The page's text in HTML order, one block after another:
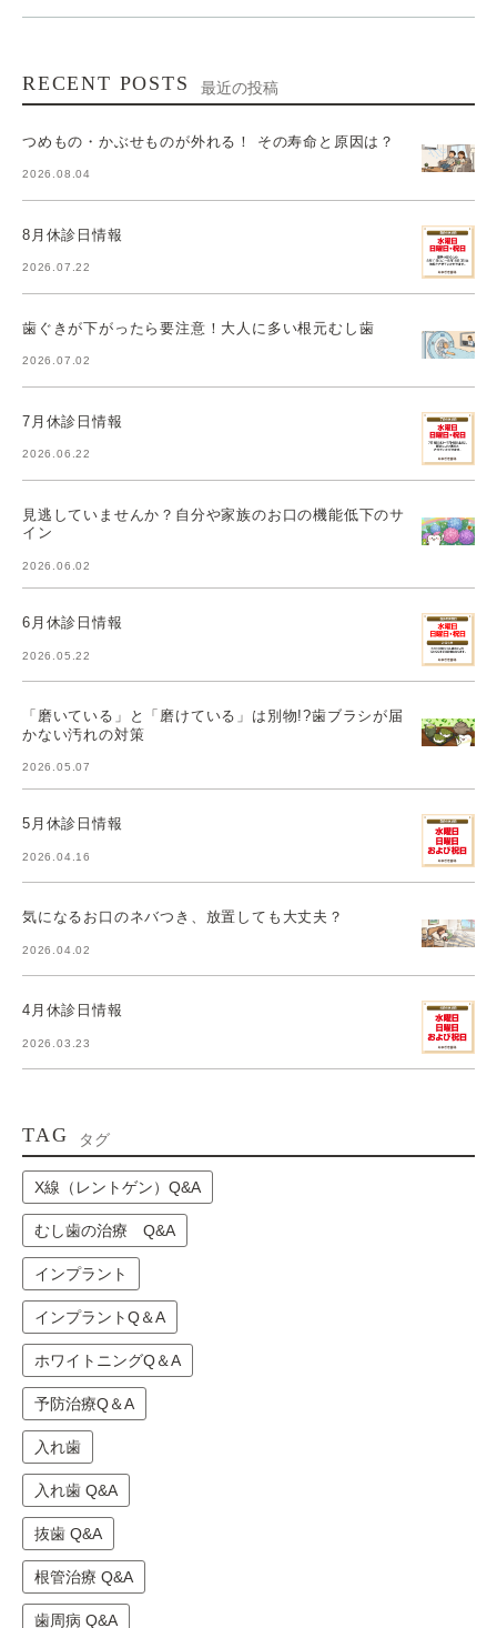
RECENT POSTS 最近の投稿
つめもの・かぶせものが外れる！ その寿命と原因は？
2026.08.04
8月休診日情報
2026.07.22
歯ぐきが下がったら要注意！大人に多い根元むし歯
2026.07.02
7月休診日情報
2026.06.22
見逃していませんか？自分や家族のお口の機能低下のサ
イン
2026.06.02
6月休診日情報
2026.05.22
「磨いている」と「磨けている」は別物!?歯ブラシが届
かない汚れの対策
2026.05.07
5月休診日情報
2026.04.16
気になるお口のネバつき、放置しても大丈夫？
2026.04.02
4月休診日情報
2026.03.23
TAG タグ
X線（レントゲン）Q&A
むし歯の治療 Q&A
インプラント
インプラントQ＆A
ホワイトニングQ＆A
予防治療Q＆A
入れ歯
入れ歯 Q&A
抜歯 Q&A
根管治療 Q&A
歯周病 Q&A